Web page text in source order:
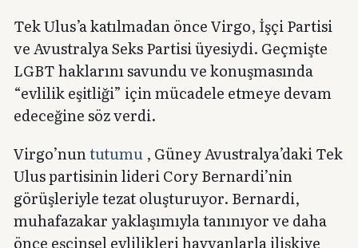
Tek Ulus’a katılmadan önce Virgo, İşçi Partisi
ve Avustralya Seks Partisi üyesiydi. Geçmişte
LGBT haklarını savundu ve konuşmasında
“evlilik eşitliği” için mücadele etmeye devam
edeceğine söz verdi.
Virgo’nuntutumu, Güney Avustralya’daki Tek
Ulus partisinin lideri Cory Bernardi’nin
görüşleriyle tezat oluşturuyor. Bernardi,
muhafazakar yaklaşımıyla tanınıyor ve daha
önce eşcinsel evlilikleri hayvanlarla ilişkiye